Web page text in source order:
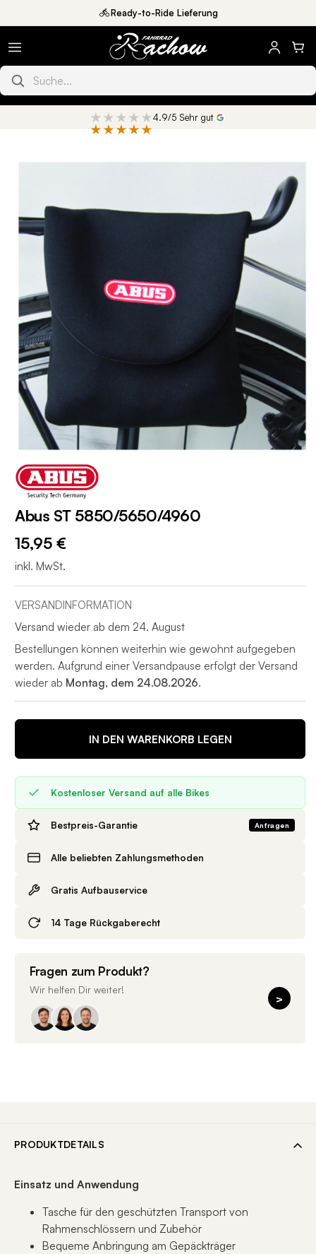
Inhalt
Ready-to-Ride Lieferung
Produkte suchen
★★★★★
★★★★★
4.9/5 Sehr gut
Abus ST 5850/5650/4960
15,95 €
inkl. MwSt.
VERSANDINFORMATION
Versand wieder ab dem 24. August
Bestellungen können weiterhin wie gewohnt aufgegeben
werden. Aufgrund einer Versandpause erfolgt der Versand
wieder ab Montag, dem 24.08.2026.
IN DEN WARENKORB LEGEN
Kostenloser Versand auf alle Bikes
Bestpreis-Garantie Anfragen
Alle beliebten Zahlungsmethoden
Gratis Aufbauservice
14 Tage Rückgaberecht
Fragen zum Produkt?
Wir helfen Dir weiter!
>
PRODUKTDETAILS
Einsatz und Anwendung
Tasche für den geschützten Transport von
Rahmenschlössern und Zubehör
Bequeme Anbringung am Gepäckträger